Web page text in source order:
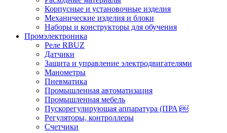
Корпусные и установочные изделия
Механические изделия и блоки
Наборы и конструкторы для обучения
Промэлектроника
Реле RBUZ
Датчики
Защита и управление электродвигателями
Манометры
Пневматика
Промышленная автоматизация
Промышленная мебель
Пускорегулирующая аппаратура (ПРА)￼
Регуляторы, контроллеры
Счетчики